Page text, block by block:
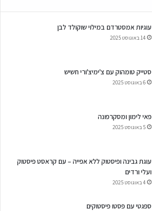
עוגיות אמסטרדם במילוי שוקולד לבן
14 באוגוסט 2025
סטייק טומהוק עם צ'ימיצ'ורי חשיש
6 באוגוסט 2025
פאי לימון ומסקרפונה
5 באוגוסט 2025
עוגת גבינה ופיסטוק ללא אפייה – עם קראסט פיסטוק
ועלי ורדים
4 באוגוסט 2025
ספגטי עם פסטו פיסטוקים